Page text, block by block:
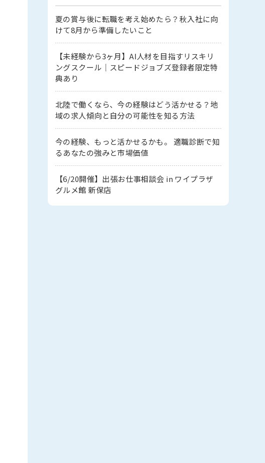
夏の賞与後に転職を考え始めたら？秋入社に向
けて8月から準備したいこと
【未経験から3ヶ月】AI人材を目指すリスキリ
ングスクール｜スピードジョブズ登録者限定特
典あり
北陸で働くなら、今の経験はどう活かせる？地
域の求人傾向と自分の可能性を知る方法
今の経験、もっと活かせるかも。 適職診断で知
るあなたの強みと市場価値
【6/20開催】出張お仕事相談会 in ワイプラザ
グルメ館 新保店